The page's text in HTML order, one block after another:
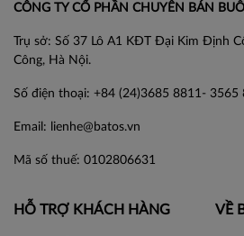
CÔNG TY CỔ PHẦN CHUYÊN BÁN
Trụ sở: Số 37 Lô A1 KĐT Đại Kim Định
Công, Hà Nội.
Số điện thoại: +84 (24)3685 8811- 3565
Email: lienhe@batos.vn
Mã số thuế: 0102806631
HỖ TRỢ KHÁCH HÀNG VỀ